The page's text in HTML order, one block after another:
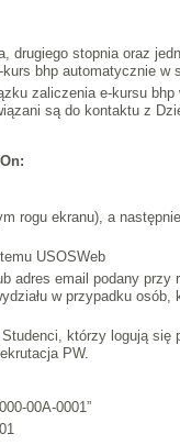
drugiego stopnia oraz
bhp automatycznie w
zaliczenia e-kursu
są do kontaktu z
rogu ekranu), a
USOSWeb
adres email podany przy
w przypadku osób,
którzy logują się
PW.
00A-0001”